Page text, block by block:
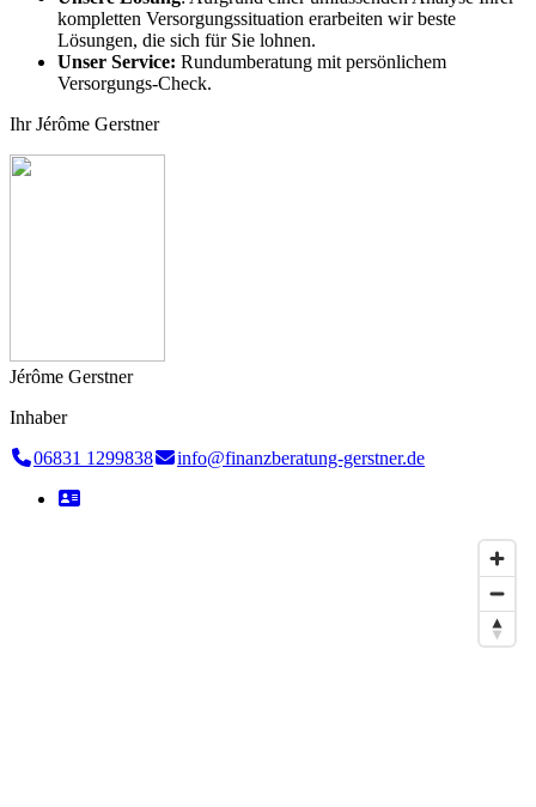
kompletten Versorgungssituation erarbeiten wir beste
Lösungen, die sich für Sie lohnen.
Unser Service: Rundumberatung mit persönlichem
Versorgungs-Check.
Ihr Jérôme Gerstner
Jérôme Gerstner
Inhaber
06831 1299838
info@finanzberatung-gerstner.de